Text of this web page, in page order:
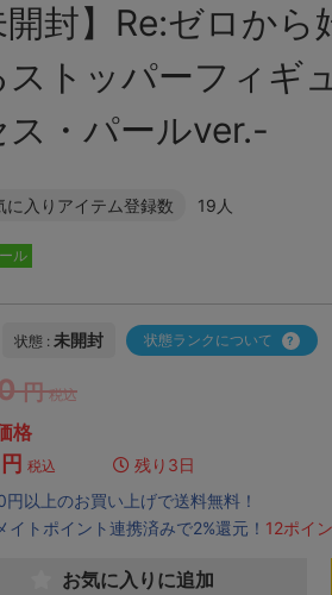
開封】Re:ゼロか
ストッパーフィギ
ス・パールver.-
に入りアイテム登録数 19人
ル
状態 : 未開封 状態ランクについて
円 税込
格
円 税込
残り3日
以上のお買い上げで送料無料！
イトポイント連携済みで2%還元！ 12ポイ
お気に入りに追加